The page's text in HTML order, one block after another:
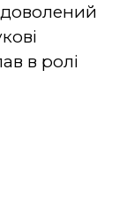
в ролі